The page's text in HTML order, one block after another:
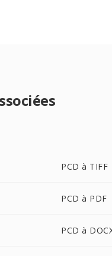
PCD à TIFF
PCD à PDF
PCD à